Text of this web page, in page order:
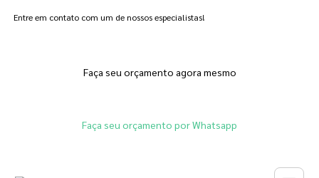
Entre em contato com um de nossos especialistas!
Faça seu orçamento agora mesmo
Faça seu orçamento por Whatsapp